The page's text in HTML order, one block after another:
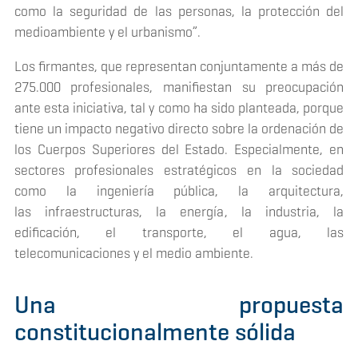
como la seguridad de las personas, la protección del
medioambiente y el urbanismo”.
Los firmantes, que representan conjuntamente a más de
275.000 profesionales, manifiestan su preocupación
ante esta iniciativa, tal y como ha sido planteada, porque
tiene un impacto negativo directo sobre la ordenación de
los Cuerpos Superiores del Estado. Especialmente, en
sectores profesionales estratégicos en la sociedad
como la ingeniería pública, la arquitectura,
las infraestructuras, la energía, la industria, la
edificación, el transporte, el agua, las
telecomunicaciones y el medio ambiente.
Una propuesta
constitucionalmente sólida